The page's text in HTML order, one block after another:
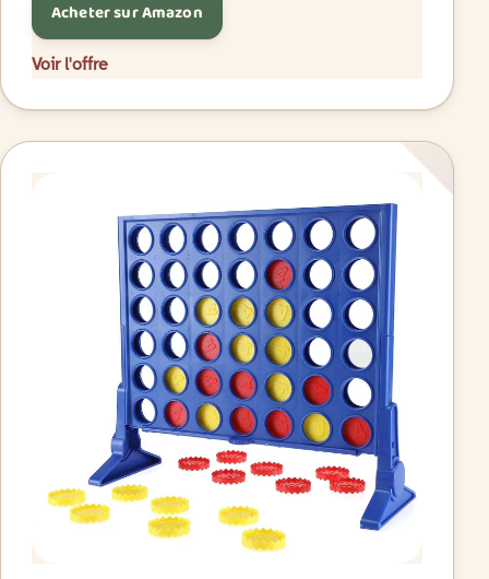
Acheter sur Amazon
Voir l'offre